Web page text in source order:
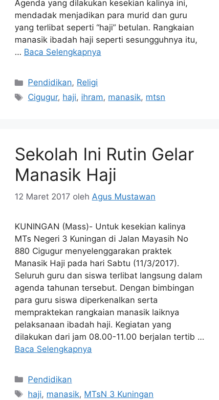
Agenda yang dilakukan kesekian kalinya ini,
mendadak menjadikan para murid dan guru
yang terlibat seperti “haji” betulan. Rangkaian
manasik ibadah haji seperti sesungguhnya itu,
… Baca Selengkapnya
Kategori
Pendidikan, Religi
Tag
Cigugur, haji, ihram, manasik, mtsn
Sekolah Ini Rutin Gelar
Manasik Haji
12 Maret 2017 oleh Agus Mustawan
KUNINGAN (Mass)- Untuk kesekian kalinya
MTs Negeri 3 Kuningan di Jalan Mayasih No
880 Cigugur menyelenggarakan praktek
Manasik Haji pada hari Sabtu (11/3/2017).
Seluruh guru dan siswa terlibat langsung dalam
agenda tahunan tersebut. Dengan bimbingan
para guru siswa diperkenalkan serta
mempraktekan rangkaian manasik laiknya
pelaksanaan ibadah haji. Kegiatan yang
dilakukan dari jam 08.00-11.00 berjalan tertib …
Baca Selengkapnya
Kategori
Pendidikan
Tag
haji, manasik, MTsN 3 Kuningan